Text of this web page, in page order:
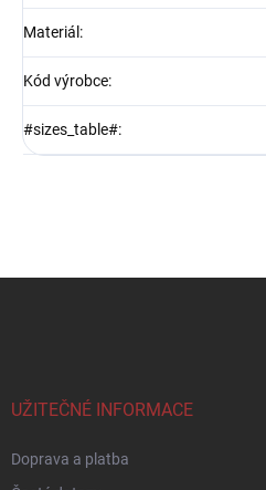
Materiál :
Kód výrobce:
#sizes_table#:
UŽITEČNÉ INFORMACE
Doprava a platba